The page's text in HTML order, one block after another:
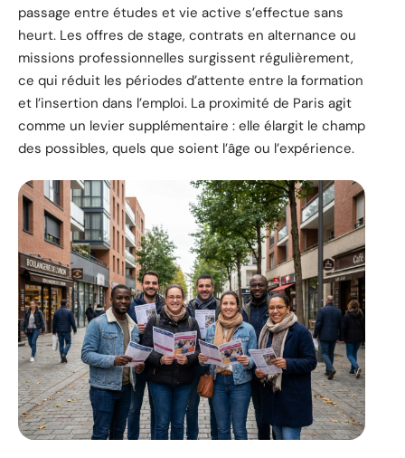
passage entre études et vie active s’effectue sans
heurt. Les offres de stage, contrats en alternance ou
missions professionnelles surgissent régulièrement,
ce qui réduit les périodes d’attente entre la formation
et l’insertion dans l’emploi. La proximité de Paris agit
comme un levier supplémentaire : elle élargit le champ
des possibles, quels que soient l’âge ou l’expérience.